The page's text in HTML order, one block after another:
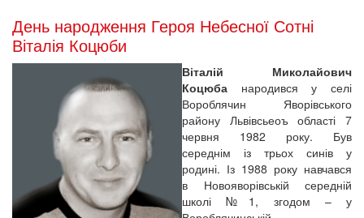
День народження Героя Небесної Сотні
Віталія Коцюби
Віталій Миколайович
Коцюба народився у селі
Вороблячин Яворівського
району Львівсьеоъ області 7
червня 1982 року. Був
середнім із трьох синів у
родині. Із 1988 року навчався
в Новояворівській середній
школі №1, згодом – у